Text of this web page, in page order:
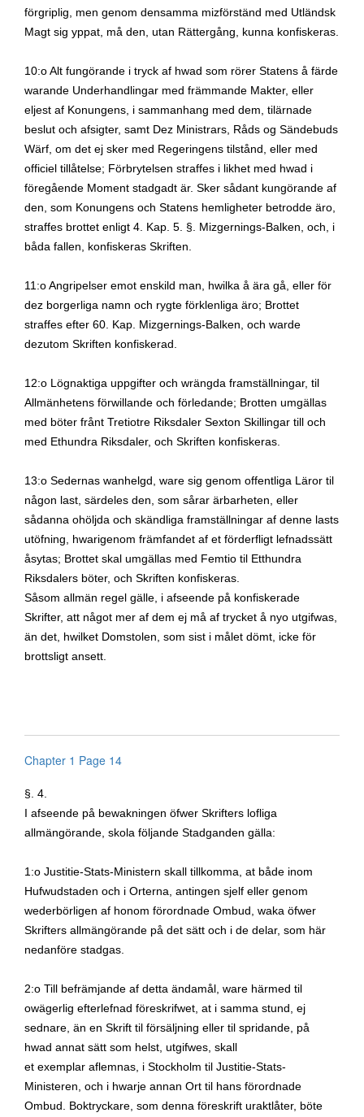
förgriplig, men genom densamma mizförständ med Utländsk
Magt sig yppat, må den, utan Rättergång, kunna konfiskeras.
10:o Alt fungörande i tryck af hwad som rörer Statens å färde
warande Underhandlingar med främmande Makter, eller
eljest af Konungens, i sammanhang med dem, tilärnade
beslut och afsigter, samt Dez Ministrars, Råds og Sändebuds
Wärf, om det ej sker med Regeringens tilstånd, eller med
officiel tillåtelse; Förbrytelsen straffes i likhet med hwad i
föregående Moment stadgadt är. Sker sådant kungörande af
den, som Konungens och Statens hemligheter betrodde äro,
straffes brottet enligt 4. Kap. 5. §. Mizgernings-Balken, och, i
båda fallen, konfiskeras Skriften.
11:o Angripelser emot enskild man, hwilka å ära gå, eller för
dez borgerliga namn och rygte förklenliga äro; Brottet
straffes efter 60. Kap. Mizgernings-Balken, och warde
dezutom Skriften konfiskerad.
12:o Lögnaktiga uppgifter och wrängda framställningar, til
Allmänhetens förwillande och förledande; Brotten umgällas
med böter frånt Tretiotre Riksdaler Sexton Skillingar till och
med Ethundra Riksdaler, och Skriften konfiskeras.
13:o Sedernas wanhelgd, ware sig genom offentliga Läror til
någon last, särdeles den, som sårar ärbarheten, eller
sådanna ohöljda och skändliga framställningar af denne lasts
utöfning, hwarigenom främfandet af et förderfligt lefnadssätt
åsytas; Brottet skal umgällas med Femtio til Etthundra
Riksdalers böter, och Skriften konfiskeras.
Såsom allmän regel gälle, i afseende på konfiskerade
Skrifter, att något mer af dem ej må af trycket å nyo utgifwas,
än det, hwilket Domstolen, som sist i målet dömt, icke för
brottsligt ansett.
Chapter 1 Page 14
§. 4.
I afseende på bewakningen öfwer Skrifters lofliga
allmängörande, skola följande Stadganden gälla:
1:o Justitie-Stats-Ministern skall tillkomma, at både inom
Hufwudstaden och i Orterna, antingen sjelf eller genom
wederbörligen af honom förordnade Ombud, waka öfwer
Skrifters allmängörande på det sätt och i de delar, som här
nedanföre stadgas
2:o Till befrämjande af detta ändamål, ware härmed til
owägerlig efterlefnad föreskrifwet at i samma stund, ej
sednare, än en Skrift til försäljning eller til spridande på
hwad annat sätt som helst utgifwes, skall
et exemplar aflemnas i Stockholm til Justitie-Stats-
Ministeren, och i hwarje annan Ort til hans förordnade
Ombud. Boktryckare, som denna föreskrift uraktlåter, böte